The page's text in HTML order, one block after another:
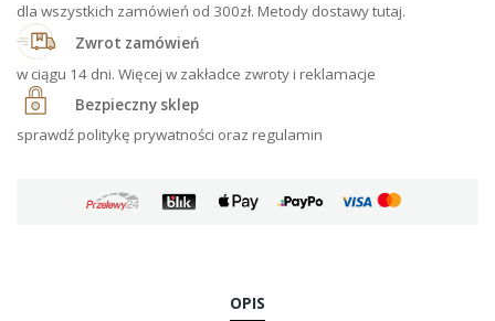
dla wszystkich zamówień od 300zł. Metody dostawy tutaj.
Zwrot zamówień
w ciągu 14 dni. Więcej w zakładce zwroty i reklamacje
Bezpieczny sklep
sprawdź politykę prywatności oraz regulamin
OPIS